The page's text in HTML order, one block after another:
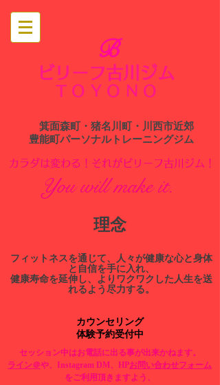
ビリーフ古川ジム
TOYONO
B
箕面森町・猪名川町・川西市近郊
​豊能町パーソナルトレーニングジム
​カラダは変わる！それがビリーフ古川ジム！
You will make it.
​理念
​フィットネスを通じて、人々が健康な心と身体
と自信を手に入れ、
健康寿命を延伸し、よりワクワクした人生を送
れるよう尽力する。
カウンセリング
体験予約受付中
セッション中はお電話に出る事が出来かねます。
​ライン＠や、Instagram DM、HPお問い合わせフォーム
をご利用頂きますよう、